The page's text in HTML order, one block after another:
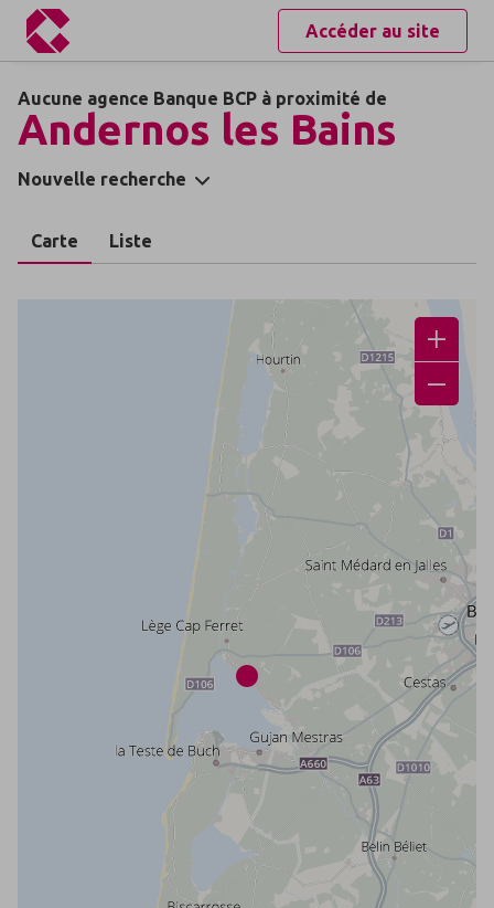
Accéder au site
Aucune agence Banque BCP à proximité de
Andernos les Bains
Nouvelle recherche
Carte Liste